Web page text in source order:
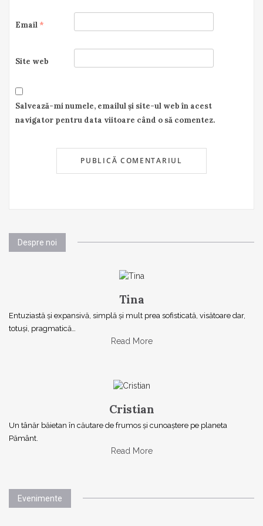
Email *
Site web
Salvează-mi numele, emailul și site-ul web în acest
navigator pentru data viitoare când o să comentez.
Despre noi
Tina
Entuziastă şi expansivă, simplă şi mult prea sofisticată, visătoare dar,
totuşi, pragmatică…
Read More
Cristian
Un tânăr băietan în căutare de frumos și cunoaștere pe planeta
Pământ.
Read More
Evenimente